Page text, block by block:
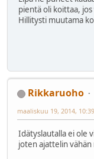
pientä oli koittaa,
Hillitysti muutama
Rikkaruoho
maaliskuu 19, 2014,
Idätyslautalla ei ole
joten ajattelin